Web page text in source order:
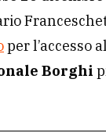
per l’accesso
Borghi